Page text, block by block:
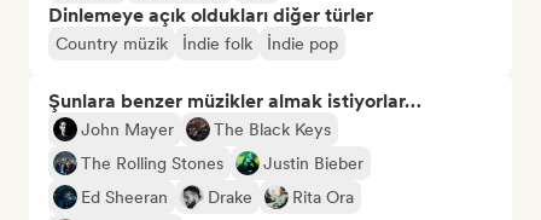
Dinlemeye açık oldukları diğer türler
Country müzik İndie folk İndie pop
Şunlara benzer müzikler almak istiyorlar…
John Mayer
The Black Keys
The Rolling Stones
Justin Bieber
Ed Sheeran
Drake
Rita Ora